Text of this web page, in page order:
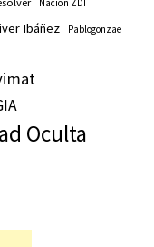
Nación ZDI
Ibáñez Pablogonzae
Oculta